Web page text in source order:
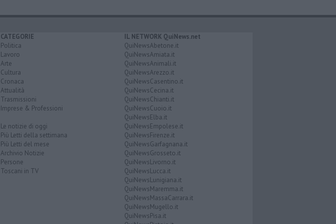
CATEGORIE
Politica
Lavoro
Arte
Cultura
Cronaca
Attualità
Trasmissioni
Imprese & Professioni
Le notizie di oggi
Più Letti della settimana
Più Letti del mese
Archivio Notizie
Persone
Toscani in TV
IL NETWORK QuiNews.net
QuiNewsAbetone.it
QuiNewsAmiata.it
QuiNewsAnimali.it
QuiNewsArezzo.it
QuiNewsCasentino.it
QuiNewsCecina.it
QuiNewsChianti.it
QuiNewsCuoio.it
QuiNewsElba.it
QuiNewsEmpolese.it
QuiNewsFirenze.it
QuiNewsGarfagnana.it
QuiNewsGrosseto.it
QuiNewsLivorno.it
QuiNewsLucca.it
QuiNewsLunigiana.it
QuiNewsMaremma.it
QuiNewsMassaCarrara.it
QuiNewsMugello.it
QuiNewsPisa.it